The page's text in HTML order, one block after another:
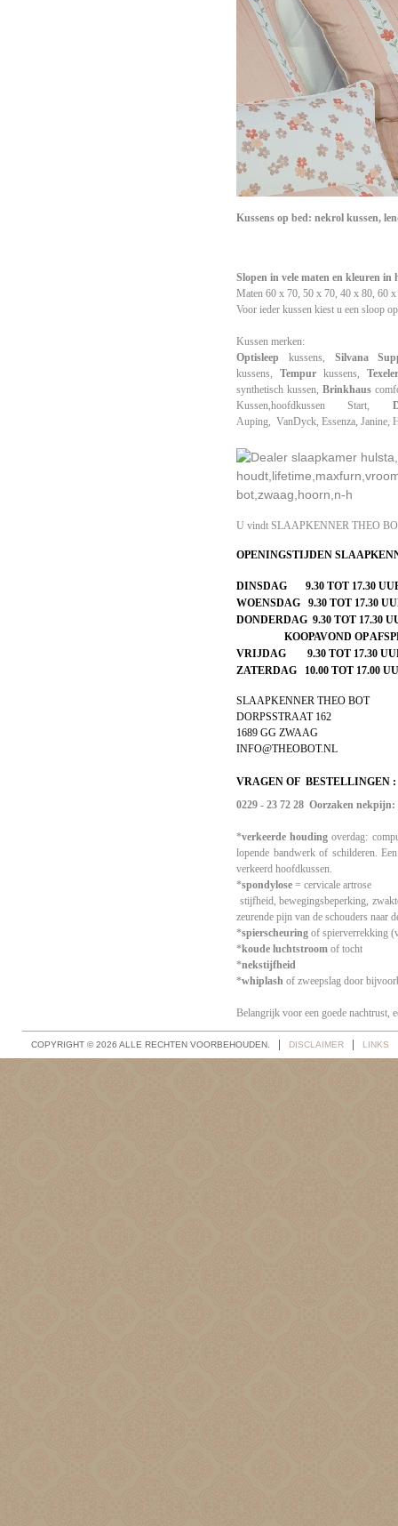
Kussens op bed: nekrol kussen,
Slopen in vele maten en kleuren
Maten 60 x 70, 50 x 70, 40 x 80, 60
Voor ieder kussen kiest u een sloop
Kussen merken:
Optisleep kussens, Silvana
kussens, Tempur kussens, Texeler
synthetisch kussen, Brinkhaus
Kussen,hoofdkussen Start,
Auping, VanDyck, Essenza, Janine,
U vindt SLAAPKENNER THEO
OPENINGSTIJDEN
DINSDAG 9.30 TOT 17.30
WOENSDAG 9.30 TOT 17.30
DONDERDAG 9.30 TOT 17.30
KOOPAVOND OP
VRIJDAG 9.30 TOT 17.30
ZATERDAG 10.00 TOT 17.00
SLAAPKENNER THEO BOT
DORPSSTRAAT 162
1689 GG ZWAAG
INFO@THEOBOT.NL
VRAGEN OF  BESTELLINGEN :
0229 - 23 72 28 Oorzaken nekpijn:
*verkeerde houdingoverdag:
lopende bandwerk of schilderen.
verkeerd hoofdkussen.
*spondylose = cervicale artrose
stijfheid, bewegingsbeperking,
zeurende pijn van de schouders naar
*spierscheuring of spierverrekking
*koude luchtstroom of tocht
*nekstijfheid
*whiplash of zweepslag door
Belangrijk voor een goede nachtrust,
COPYRIGHT © 2026 ALLE RECHTEN VOORBEHOUDEN. DISCLAIMER LINKS